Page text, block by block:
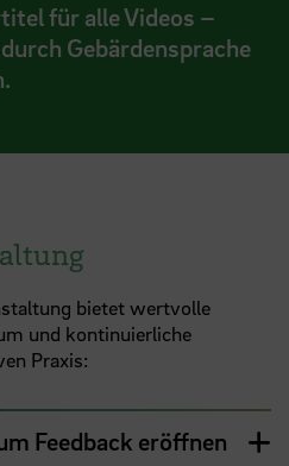
für alle Videos –
Gebärdensprache
bietet wertvolle
und kontinuierliche
Praxis:
Feedback eröffnen